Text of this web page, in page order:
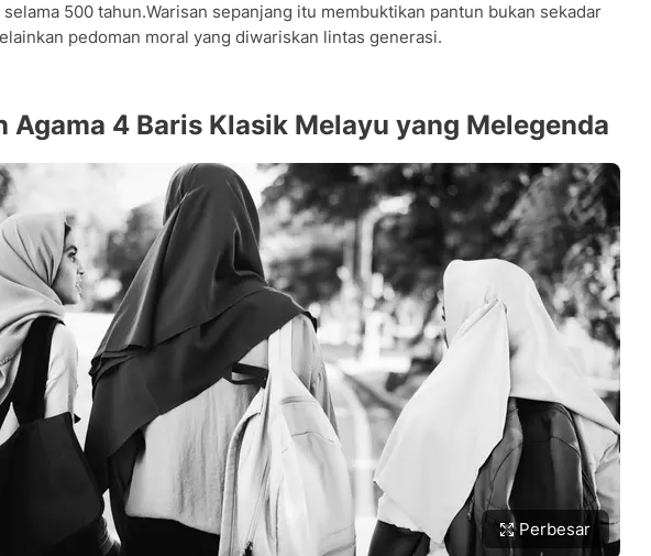
500 tahun.Warisan sepanjang itu membuktikan pantun bukan sekadar
pedoman moral yang diwariskan lintas generasi.
Agama 4 Baris Klasik Melayu yang Melegenda
Perbesar